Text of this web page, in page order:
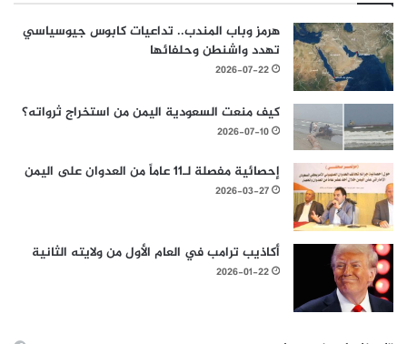
هرمز وباب المندب.. تداعيات كابوس جيوسياسي
تهدد واشنطن وحلفائها
2026-07-22
كيف منعت السعودية اليمن من استخراج ثرواته؟
2026-07-10
إحصائية مفصلة لـ11 عاماً من العدوان على اليمن
2026-03-27
أكاذيب ترامب في العام الأول من ولايته الثانية
2026-01-22